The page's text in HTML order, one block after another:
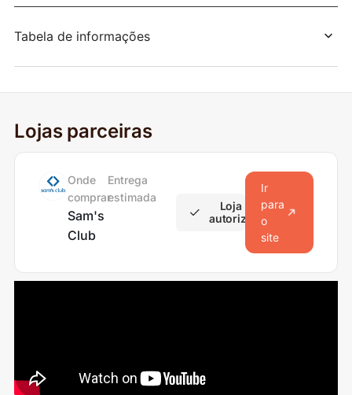
Tabela de informações
Lojas parceiras
Onde
comprar
Sam's
Club
Entrega
estimada
Loja
autorizada
Ir
para
o
site